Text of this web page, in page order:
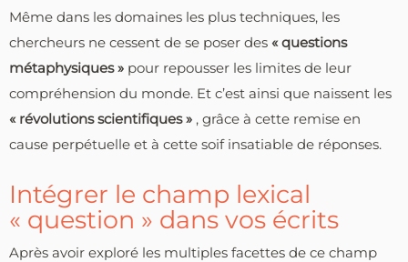
Même dans les domaines les plus techniques, les
chercheurs ne cessent de se poser des « questions
métaphysiques » pour repousser les limites de leur
compréhension du monde. Et c’est ainsi que naissent les
« révolutions scientifiques » , grâce à cette remise en
cause perpétuelle et à cette soif insatiable de réponses.
Intégrer le champ lexical
« question » dans vos écrits
Après avoir exploré les multiples facettes de ce champ